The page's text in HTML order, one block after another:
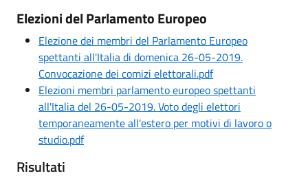
Elezioni del Parlamento Europeo
Elezione dei membri del Parlamento Europeo
spettanti all'Italia di domenica 26-05-2019.
Convocazione dei comizi elettorali.pdf
Elezioni membri parlamento europeo spettanti
all'Italia del 26-05-2019. Voto degli elettori
temporaneamente all'estero per motivi di lavoro o
studio.pdf
Risultati